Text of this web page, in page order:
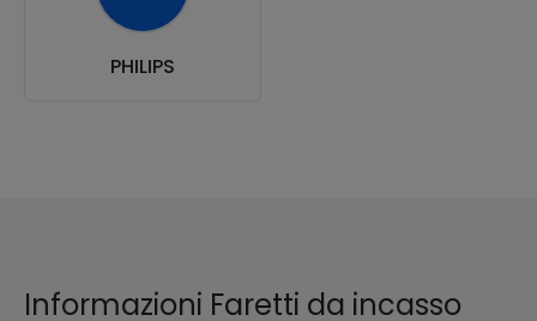
PHILIPS
Informazioni Faretti da incasso